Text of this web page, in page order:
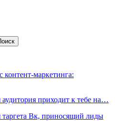
маркетинга:
аудитория приходит к тебе на…
таргета Вк, приносящий лиды